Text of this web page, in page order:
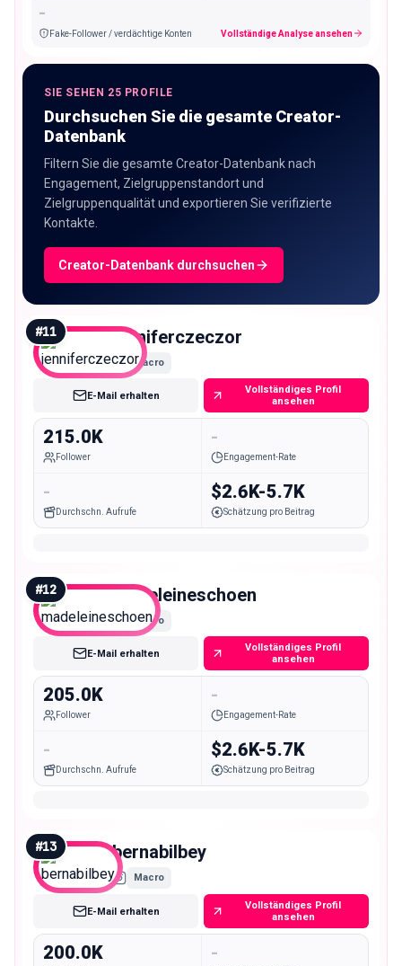
-
Fake-Follower / verdächtige Konten Vollständige Analyse ansehen
SIE SEHEN 25 PROFILE
Durchsuchen Sie die gesamte Creator-
Datenbank
Filtern Sie die gesamte Creator-Datenbank nach
Engagement, Zielgruppenstandort und
Zielgruppenqualität und exportieren Sie verifizierte
Kontakte.
Creator-Datenbank durchsuchen
#11 jenniferczeczor
Macro
E-Mail erhalten
Vollständiges Profil
ansehen
215.0K
Follower
-
Engagement-Rate
-
Durchschn. Aufrufe
$2.6K-5.7K
Schätzung pro Beitrag
#12 madeleineschoen
Macro
E-Mail erhalten
Vollständiges Profil
ansehen
205.0K
Follower
-
Engagement-Rate
-
Durchschn. Aufrufe
$2.6K-5.7K
Schätzung pro Beitrag
#13 bernabilbey
Macro
E-Mail erhalten
Vollständiges Profil
ansehen
200.0K -